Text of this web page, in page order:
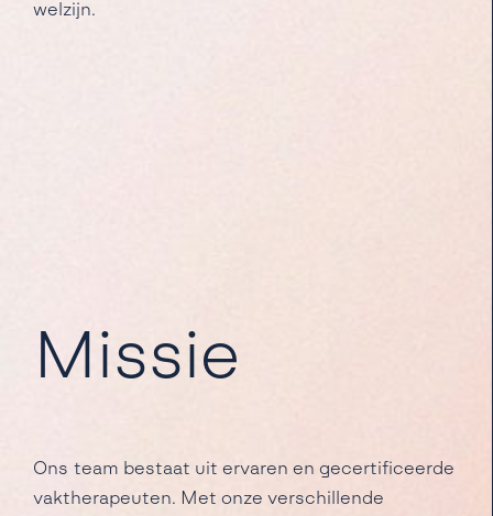
welzijn.
Missie
Ons team bestaat uit ervaren en gecertificeerde
vaktherapeuten. Met onze verschillende